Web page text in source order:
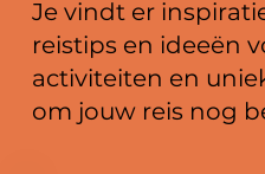
Je vindt er
reistips en ideeën
activiteiten en
om jouw reis nog